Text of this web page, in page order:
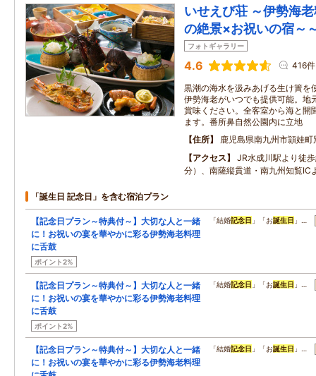
いせえび荘 ～伊勢海
の絶景×お祝いの宿～
フォトギャラリー
4.6 416件
黒潮の海水を汲みあげる生け簀を
伊勢海老がいつでも提供可能。地
賞味ください。全客室から海と開
ます。番所鼻自然公園内に立地
住所
鹿児島県南九州市頴娃
アクセス
JR水成川駅より徒
分）、南薩縦貫道・南九州知覧IC
「誕生日 記念日」を含む宿泊プラン
【記念日プラン～特典付～】大切な人と一緒
に！お祝いの宴を華やかに彩る伊勢海老料理
に舌鼓
ポイント2%
「結婚記念日 」「お誕生日 」…
【記念日プラン～特典付～】大切な人と一緒
に！お祝いの宴を華やかに彩る伊勢海老料理
に舌鼓
ポイント2%
「結婚記念日 」「お誕生日 」…
【記念日プラン～特典付～】大切な人と一緒
に！お祝いの宴を華やかに彩る伊勢海老料理
「結婚記念日 」「お誕生日 」…